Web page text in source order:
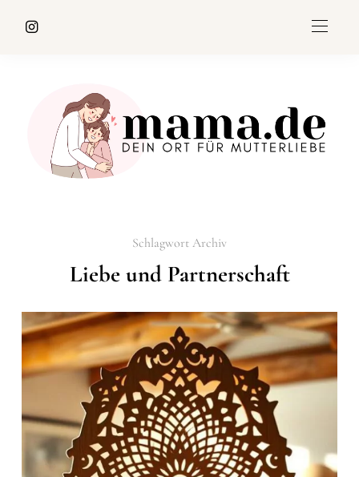
Schlagwort Archiv
Liebe und Partnerschaft